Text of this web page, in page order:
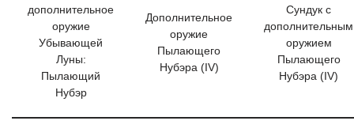
дополнительное
оружие
Убывающей
Луны:
Пылающий
Нубэр
Дополнительное
оружие
Пылающего
Нубэра (IV)
Сундук с
дополнительным
оружием
Пылающего
Нубэра (IV)